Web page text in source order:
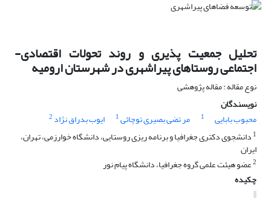
تحلیل جمعیت پذیری و روند تحولات اقتصادی-
اجتماعی روستاهای پیراشهری در شهرستان ارومیه
نوع مقاله : مقاله پژوهشی
نویسندگان
محبوب بابایی
1 مر تضی بصیری توچائی1 ایوب بدراق نژاد 2
1 دانشجوی دکتری جغرافیا و برنامه ریزی روستایی، دانشگاه خوارزمی، تهران،
ایران
2عضو هیئت علمی گروه جغرافیا، دانشگاه پیام نور
چکیده